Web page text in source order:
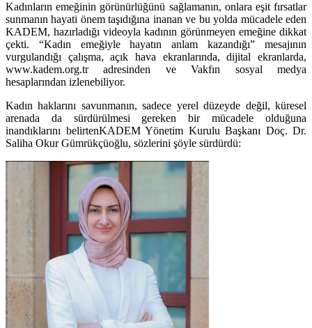
Kadınların emeğinin görünürlüğünü sağlamanın, onlara eşit fırsatlar
sunmanın hayati önem taşıdığına inanan ve bu yolda mücadele eden
KADEM, hazırladığı videoyla kadının görünmeyen emeğine dikkat
çekti. “Kadın emeğiyle hayatın anlam kazandığı” mesajının
vurgulandığı çalışma, açık hava ekranlarında, dijital ekranlarda,
www.kadem.org.tr adresinden ve Vakfın sosyal medya
hesaplarından izlenebiliyor.
Kadın haklarını savunmanın, sadece yerel düzeyde değil, küresel
arenada da sürdürülmesi gereken bir mücadele olduğuna
inandıklarını belirtenKADEM Yönetim Kurulu Başkanı Doç. Dr.
Saliha Okur Gümrükçüoğlu, sözlerini şöyle sürdürdü: